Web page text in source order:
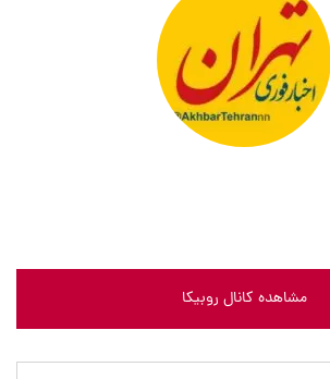
مشاهده کانال روبیکا